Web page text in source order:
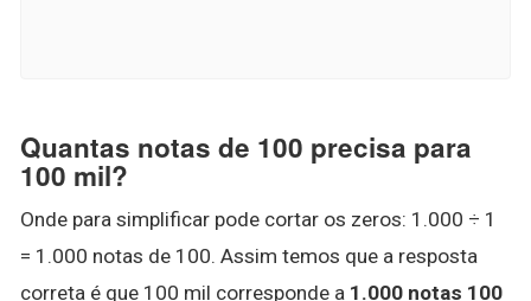
Quantas notas de 100 precisa para
100 mil?
Onde para simplificar pode cortar os zeros: 1.000 ÷ 1
= 1.000 notas de 100. Assim temos que a resposta
correta é que 100 mil corresponde a 1.000 notas 100